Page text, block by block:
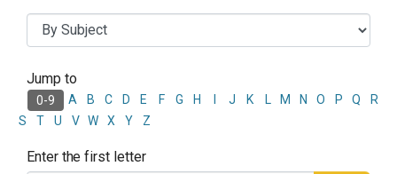
Browsing 04. Đề tài NCKH
Jump to
0-9 A B C D E F G H J K L M N O P Q
R
S
T U V W X Y Z
Enter the first letter